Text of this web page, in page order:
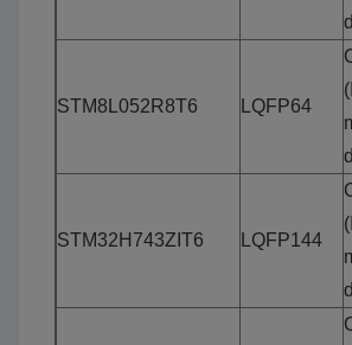
STM8L052R8T6 LQFP64
STM32H743ZIT6 LQFP144